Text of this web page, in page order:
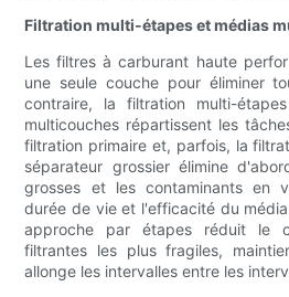
Filtration multi-étapes et médias
Les filtres à carburant haute
une seule couche pour éliminer
contraire, la filtration multi-
multicouches répartissent les
filtration primaire et, parfois, la
séparateur grossier élimine
grosses et les contaminants en
durée de vie et l'efficacité du
approche par étapes réduit le
filtrantes les plus fragiles,
allonge les intervalles entre les